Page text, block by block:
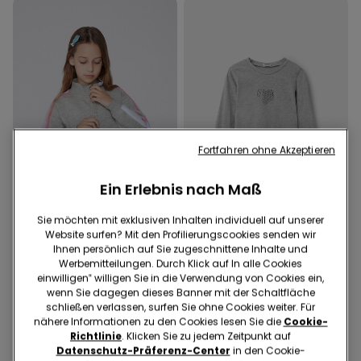
Dicke Sweatjacke mit
Seitenstreifen für Mädchen
18,99 €
3 Farben
Langarmshirt für Mädchen
aus bedruckter Baumwolle
9,99 €
6,99 €
30-Tage-Bestpreis vor Reduzierung:
9,99 € -30%
Regulärer Preis:9,99 € -30%
Ein Erlebnis nach Maß
Sie möchten mit exklusiven Inhalten individuell auf unserer
Website surfen? Mit den Profilierungscookies senden wir
Ihnen persönlich auf Sie zugeschnittene Inhalte und
Werbemitteilungen. Durch Klick auf In alle Cookies
einwilligen‟ willigen Sie in die Verwendung von Cookies ein,
wenn Sie dagegen dieses Banner mit der Schaltfläche
schließen verlassen, surfen Sie ohne Cookies weiter. Für
nähere Informationen zu den Cookies lesen Sie die Cookie-
Richtlinie. Klicken Sie zu jedem Zeitpunkt auf
Datenschutz-Präferenz-Center in den Cookie-
Fortfahren ohne Akzeptieren